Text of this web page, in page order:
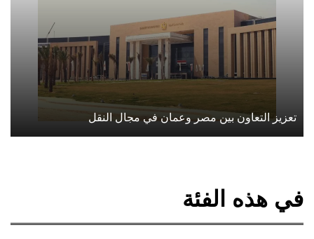
تعزيز التعاون بين مصر وعمان في مجال النقل
في هذه الفئة